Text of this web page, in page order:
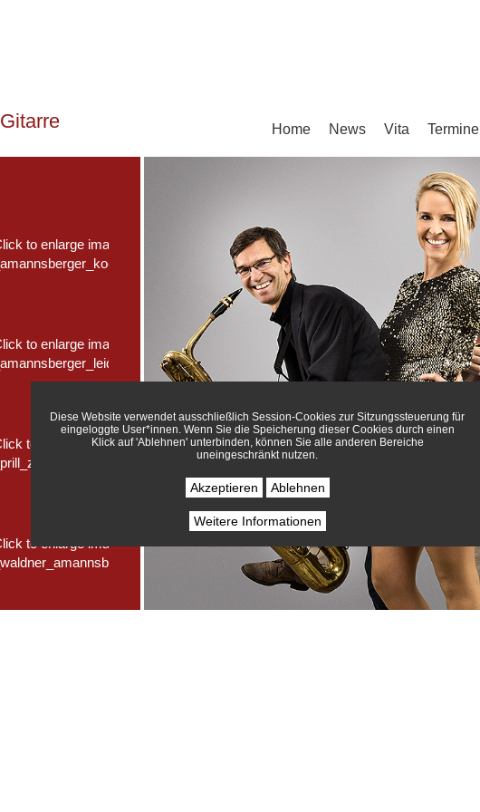
Home News Vita Termine
Gitarre
Diese Website verwendet ausschließlich Session-Cookies zur Sitzungssteuerung für
eingeloggte User*innen. Wenn Sie die Speicherung dieser Cookies durch einen
Klick auf 'Ablehnen' unterbinden, können Sie alle anderen Bereiche
uneingeschränkt nutzen.
Akzeptieren Ablehnen
Weitere Informationen